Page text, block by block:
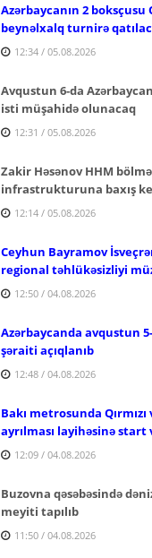
Azərbaycanın 2 boksçusu
beynəlxalq turnirə
12:34 / 05.08.2026
Avqustun 6-da
isti müşahidə olunacaq
12:31 / 05.08.2026
Zakir Həsənov HHM
infrastrukturuna baxış
12:14 / 05.08.2026
Ceyhun Bayramov
regional təhlükəsizliyi
12:50 / 04.08.2026
Azərbaycanda avqustun
şəraiti açıqlanıb
12:48 / 04.08.2026
Bakı metrosunda
ayrılması layihəsinə
12:09 / 04.08.2026
Buzovna qəsəbəsində
meyiti tapılıb
11:50 / 04.08.2026